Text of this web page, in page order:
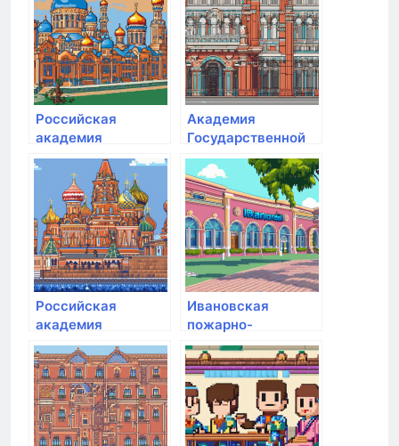
государственной
службы при
Президенте РФ
государственной
службы при
Президенте РФ
Российская
академия
народного
хозяйства и
государственной
службы при
Президенте РФ
Академия
Государственной
противопожарной
службы МЧС РФ
Российская
академия
народного
хозяйства и
государственной
службы при
Президенте РФ
Ивановская
пожарно-
спасательная
академия
государственной
противопожарной
службы МЧС
России